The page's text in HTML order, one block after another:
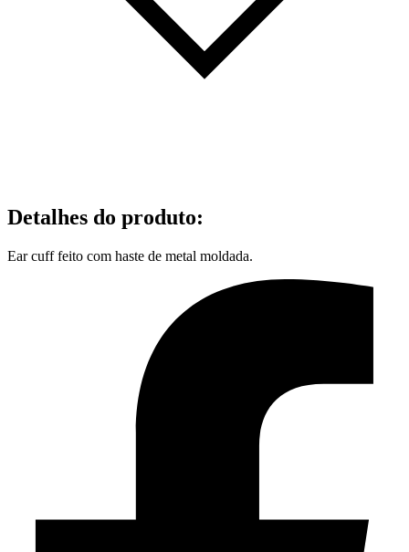
Detalhes do produto:
Ear cuff feito com haste de metal moldada.